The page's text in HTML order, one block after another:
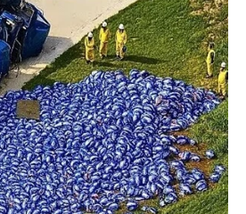
planu dolazi osjećaj
odmara
trenuci sreće.